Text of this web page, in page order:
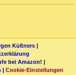
Küßners |
bei Amazon! |
| Cookie-Einstellungen